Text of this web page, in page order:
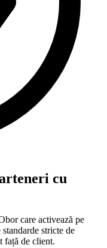
cu
care activează pe
stricte de
față de client.